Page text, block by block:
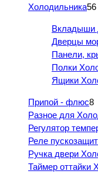
Холодильника56
Вкладыши
Дверцы
Панели,
Полки
Ящики
Припой - флюс8
Разное для
Регулятор
Реле
Ручка двери
Таймер оттайки